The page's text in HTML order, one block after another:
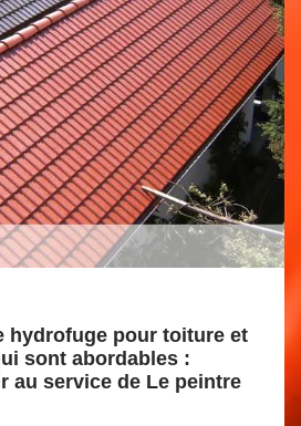
hydrofuge pour toiture et
sont abordables :
au service de Le peintre